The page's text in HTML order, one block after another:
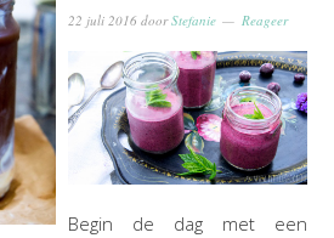
22 juli 2016 doorStefanie Reageer
Begin de dag met een